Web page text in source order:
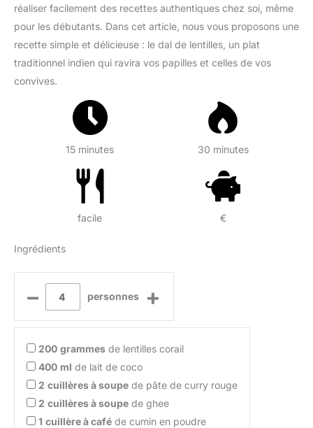
réaliser facilement des recettes authentiques chez soi, même
pour les débutants. Dans cet article, nous vous proposons une
recette simple et délicieuse : le dal de lentilles, un plat
traditionnel indien qui ravira vos papilles et celles de vos
convives.
15 minutes 30 minutes
facile €
Ingrédients
– personnes +
200 grammes de lentilles corail
400 ml de lait de coco
2 cuillères à soupe de pâte de curry rouge
2 cuillères à soupe de ghee
1 cuillère à café de cumin en poudre